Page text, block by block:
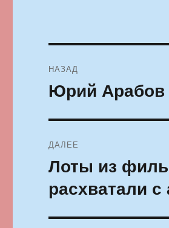
по
НАЗАД
Предыдущая
запись:
Юрий Арабов
ДАЛЕЕ
Следующая
Лоты из
расхватали